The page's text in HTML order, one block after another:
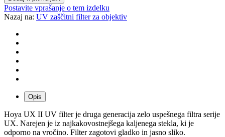
Postavite vprašanje o tem izdelku
Nazaj na: UV zaščitni filter za objektiv
Opis
Hoya UX II UV filter je druga generacija zelo uspešnega filtra serije
UX. Narejen je iz najkakovostnejšega kaljenega stekla, ki je
odporno na vročino. Filter zagotovi gladko in jasno sliko.